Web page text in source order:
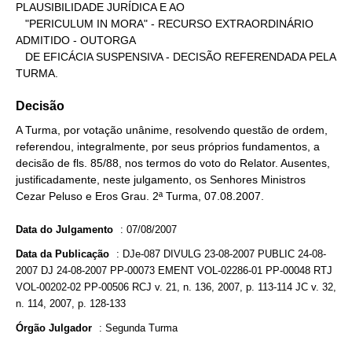
PLAUSIBILIDADE JURÍDICA E AO
ADMITIDO - OUTORGA
TURMA.
Decisão
A Turma, por votação unânime, resolvendo questão de ordem,
referendou, integralmente, por seus próprios fundamentos, a
decisão de fls. 85/88, nos termos do voto do Relator. Ausentes,
justificadamente, neste julgamento, os Senhores Ministros
Cezar Peluso e Eros Grau. 2ª Turma, 07.08.2007.
Data do Julgamento : 07/08/2007
Data da Publicação : DJe-087 DIVULG 23-08-2007 PUBLIC 24-08-
2007 DJ 24-08-2007 PP-00073 EMENT VOL-02286-01 PP-00048 RTJ
VOL-00202-02 PP-00506 RCJ v. 21, n. 136, 2007, p. 113-114 JC v. 32,
n. 114, 2007, p. 128-133
Órgão Julgador : Segunda Turma